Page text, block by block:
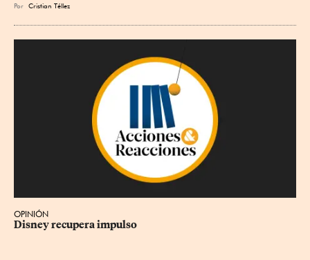
Por Cristian Téllez
OPINIÓN
Disney recupera impulso